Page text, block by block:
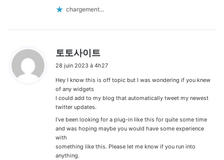
chargement…
토토사이트
t
28 juin 2023 à 4h27
Hey I know this is off topic but I was wondering if you knew
of any widgets
I could add to my blog that automatically tweet my newest
twitter updates.
I’ve been looking for a plug-in like this for quite some time
and was hoping maybe you would have some experience
with
something like this. Please let me know if you run into
anything.